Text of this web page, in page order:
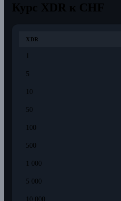
XDR
5
10
50
100
500
1 000
5 000
10 000